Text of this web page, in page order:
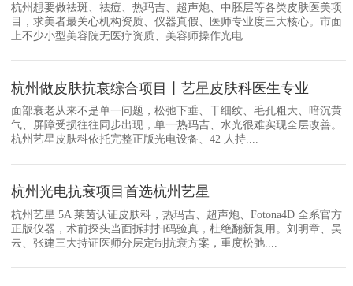
杭州想要做祛斑、祛痘、热玛吉、超声炮、中胚层等各类皮肤医美项
目，求美者最关心机构资质、仪器真假、医师专业度三大核心。市面
上不少小型美容院无医疗资质、美容师操作光电....
杭州做皮肤抗衰综合项目丨艺星皮肤科医生专业
面部衰老从来不是单一问题，松弛下垂、干细纹、毛孔粗大、暗沉黄
气、屏障受损往往同步出现，单一热玛吉、水光很难实现全层改善。
杭州艺星皮肤科依托完整正版光电设备、42 人持....
杭州光电抗衰项目首选杭州艺星
杭州艺星 5A 莱茵认证皮肤科，热玛吉、超声炮、Fotona4D 全系官方
正版仪器，术前探头当面拆封扫码验真，杜绝翻新复用。刘明章、吴
云、张建三大持证医师分层定制抗衰方案，重度松弛....